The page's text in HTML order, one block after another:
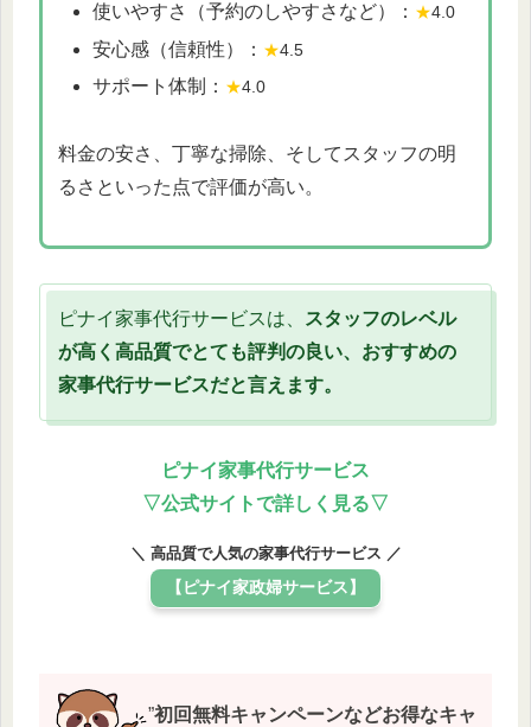
使いやすさ（予約のしやすさなど）： ★4.0
安心感（信頼性）： ★4.5
サポート体制： ★4.0
料金の安さ、丁寧な掃除、そしてスタッフの明
るさといった点で評価が高い。
ピナイ家事代行サービスは、
スタッフのレベル
が高く高品質でとても評判の良い、おすすめの
家事代行サービスだと言えます。
ピナイ家事代行サービス
▽公式サイトで詳しく見る▽
＼ 高品質で人気の家事代行サービス ／
【ピナイ家政婦サービス】
”初回無料キャンペーンなどお得なキャ